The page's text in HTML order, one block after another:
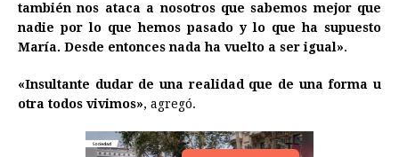
también nos ataca a nosotros que sabemos mejor que
nadie por lo que hemos pasado y lo que ha supuesto
María. Desde entonces nada ha vuelto a ser igual».
«Insultante dudar de una realidad que de una forma u
otra todos vivimos», agregó.